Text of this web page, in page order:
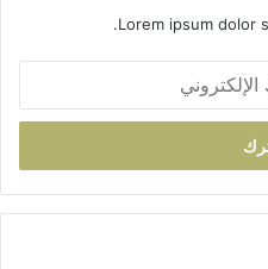
Lorem ipsum dolor